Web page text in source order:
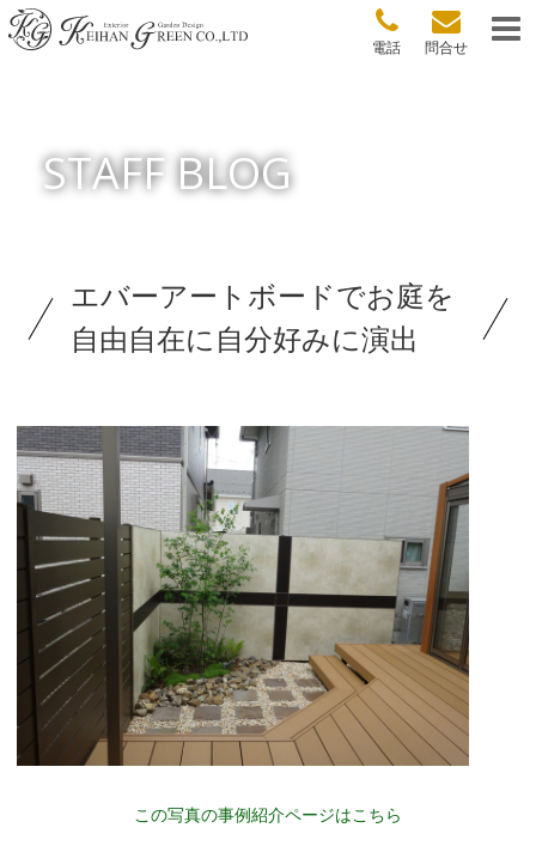
問合せ
電話
STAFF BLOG
エバーアートボードでお庭を
自由自在に自分好みに演出
この写真の事例紹介ページはこちら